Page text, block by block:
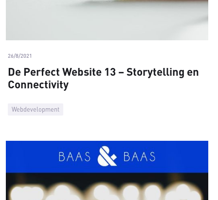
Webdevelopment
26/8/2021
De Perfect Website 13 – Storytelling en
Connectivity